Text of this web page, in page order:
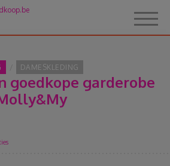
DAMESKLEDING
goedkope garderobe